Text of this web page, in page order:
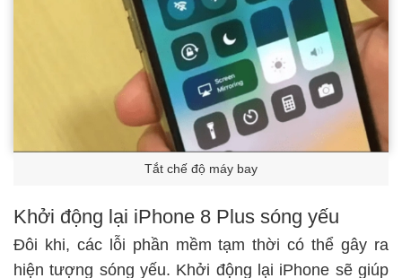
Tắt chế độ máy bay
Khởi động lại iPhone 8 Plus sóng yếu
Đôi khi, các lỗi phần mềm tạm thời có thể gây ra
hiện tượng sóng yếu. Khởi động lại iPhone sẽ giúp